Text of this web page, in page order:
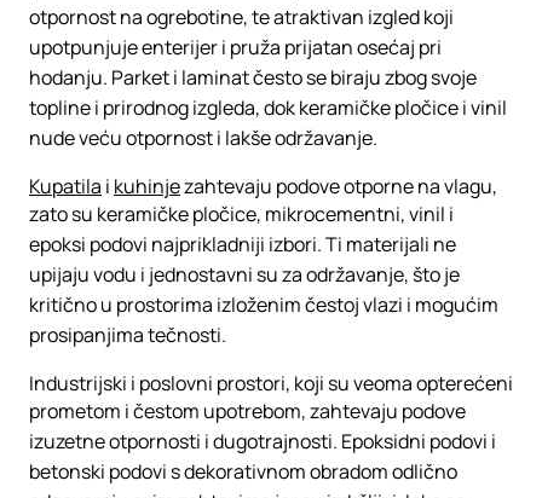
otpornost na ogrebotine, te atraktivan izgled koji
upotpunjuje enterijer i pruža prijatan osećaj pri
hodanju. Parket i laminat često se biraju zbog svoje
topline i prirodnog izgleda, dok keramičke pločice i vinil
nude veću otpornost i lakše održavanje.
Kupatila i kuhinjezahtevaju podove otporne na vlagu,
zato su keramičke pločice, mikrocementni, vinil i
epoksi podovi najprikladniji izbori. Ti materijali ne
upijaju vodu i jednostavni su za održavanje, što je
kritično u prostorima izloženim čestoj vlazi i mogućim
prosipanjima tečnosti.
Industrijski i poslovni prostori, koji su veoma opterećeni
prometom i čestom upotrebom, zahtevaju podove
izuzetne otpornosti i dugotrajnosti. Epoksidni podovi i
betonski podovi s dekorativnom obradom odlično